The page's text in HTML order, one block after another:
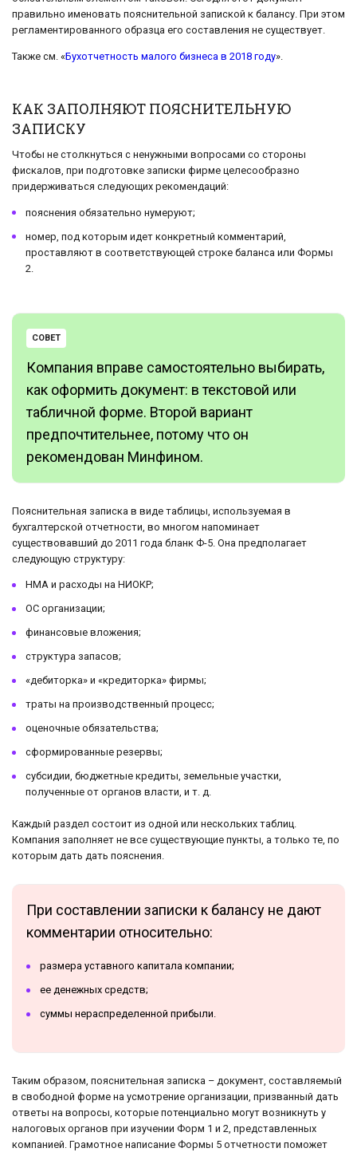
правильно именовать пояснительной запиской к балансу. При этом
регламентированного образца его составления не существует.
Также см. «Бухотчетность малого бизнеса в 2018 году».
КАК ЗАПОЛНЯЮТ ПОЯСНИТЕЛЬНУЮ
ЗАПИСКУ
Чтобы не столкнуться с ненужными вопросами со стороны
фискалов, при подготовке записки фирме целесообразно
придерживаться следующих рекомендаций:
пояснения обязательно нумеруют;
номер, под которым идет конкретный комментарий,
проставляют в соответствующей строке баланса или Формы
2.
СОВЕТ
Компания вправе самостоятельно выбирать,
как оформить документ: в текстовой или
табличной форме. Второй вариант
предпочтительнее, потому что он
рекомендован Минфином.
Пояснительная записка в виде таблицы, используемая в
бухгалтерской отчетности, во многом напоминает
существовавший до 2011 года бланк Ф-5. Она предполагает
следующую структуру:
НМА и расходы на НИОКР;
ОС организации;
финансовые вложения;
структура запасов;
«дебиторка» и «кредиторка» фирмы;
траты на производственный процесс;
оценочные обязательства;
сформированные резервы;
субсидии, бюджетные кредиты, земельные участки,
полученные от органов власти, и т. д.
Каждый раздел состоит из одной или нескольких таблиц.
Компания заполняет не все существующие пункты, а только те, по
которым дать дать пояснения.
При составлении записки к балансу не дают
комментарии относительно:
размера уставного капитала компании;
ее денежных средств;
суммы нераспределенной прибыли.
Таким образом, пояснительная записка – документ, составляемый
в свободной форме на усмотрение организации, призванный дать
ответы на вопросы, которые потенциально могут возникнуть у
налоговых органов при изучении Форм 1 и 2, представленных
компанией. Грамотное написание Формы 5 отчетности поможет